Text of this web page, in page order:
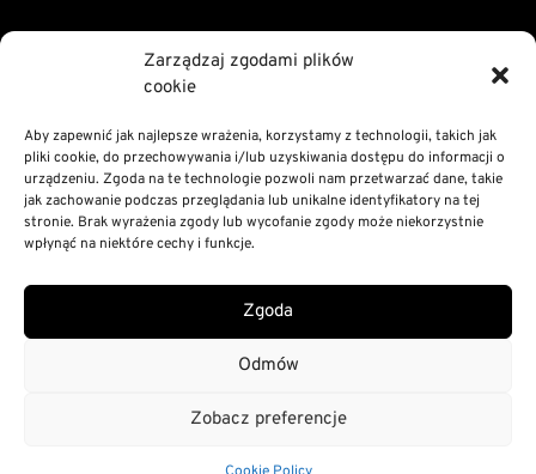
Zarządzaj zgodami plików
cookie
Aby zapewnić jak najlepsze wrażenia, korzystamy z technologii, takich jak
pliki cookie, do przechowywania i/lub uzyskiwania dostępu do informacji o
urządzeniu. Zgoda na te technologie pozwoli nam przetwarzać dane, takie
jak zachowanie podczas przeglądania lub unikalne identyfikatory na tej
stronie. Brak wyrażenia zgody lub wycofanie zgody może niekorzystnie
wpłynąć na niektóre cechy i funkcje.
Zgoda
Odmów
Zobacz preferencje
Declaration of digital accessibility
RODO Statement